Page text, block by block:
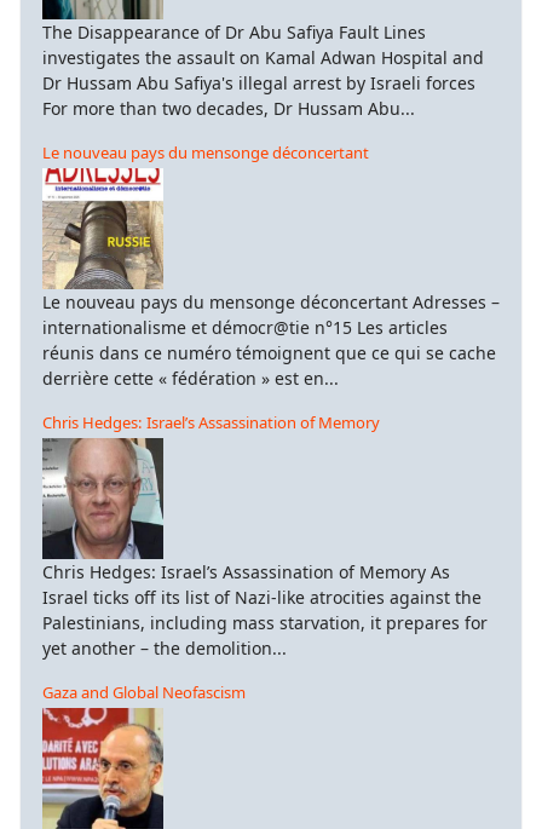
The Disappearance of Dr Abu Safiya Fault Lines
investigates the assault on Kamal Adwan Hospital and
Dr Hussam Abu Safiya's illegal arrest by Israeli forces
For more than two decades, Dr Hussam Abu...
Le nouveau pays du mensonge déconcertant
Le nouveau pays du mensonge déconcertant Adresses –
internationalisme et démocr@tie n°15 Les articles
réunis dans ce numéro témoignent que ce qui se cache
derrière cette « fédération » est en...
Chris Hedges: Israel’s Assassination of Memory
Chris Hedges: Israel’s Assassination of Memory As
Israel ticks off its list of Nazi-like atrocities against the
Palestinians, including mass starvation, it prepares for
yet another – the demolition...
Gaza and Global Neofascism